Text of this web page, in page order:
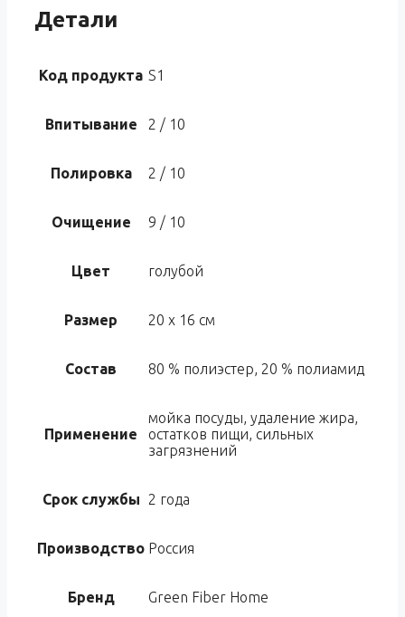
Детали
Код продукта S1
Впитывание 2 / 10
Полировка 2 / 10
Очищение 9 / 10
Цвет голубой
Размер 20 х 16 см
Состав 80 % полиэстер, 20 % полиамид
Применение
мойка посуды, удаление жира,
остатков пищи, сильных
загрязнений
Срок службы 2 года
Производство Россия
Бренд Green Fiber Home